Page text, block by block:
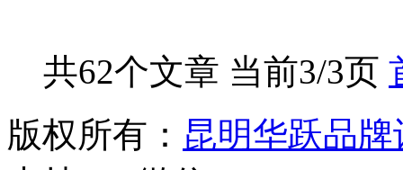
共62个文章 当前3/3页
版权所有： 昆明华跃品